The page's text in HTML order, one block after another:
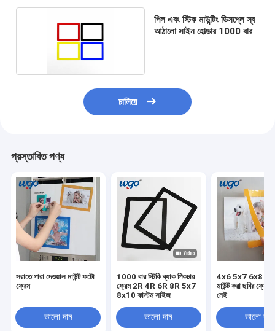
পিল এবং স্টিক মাউন্টিং ডিসপ্লে স্ব
আঠালো সাইন হোল্ডার 1000 বার
চালিয়ে
প্রস্তাবিত পণ্য
সরাতে পারা দেওয়াল মাউন্ট ফটো
ফ্রেম
ভালো দাম
1000 বার স্টিকি ব্যাক পিকচার
ফ্রেম 2R 4R 6R 8R 5x7
8x10 কাস্টম সাইজ
ভালো দাম
4x6 5x7 6x8
মাউন্ট করা ছবির ফ্রেম
নেই
ভালো দাম